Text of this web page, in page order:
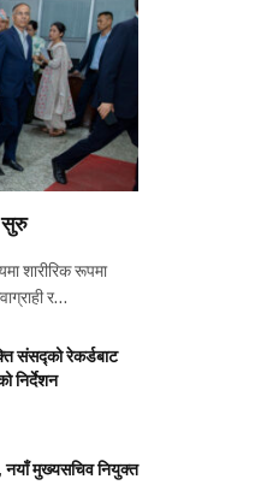
सुरु
शारीरिक रूपमा
र…
संसद्को रेकर्डबाट
निर्देशन
नयाँ मुख्यसचिव नियुक्त